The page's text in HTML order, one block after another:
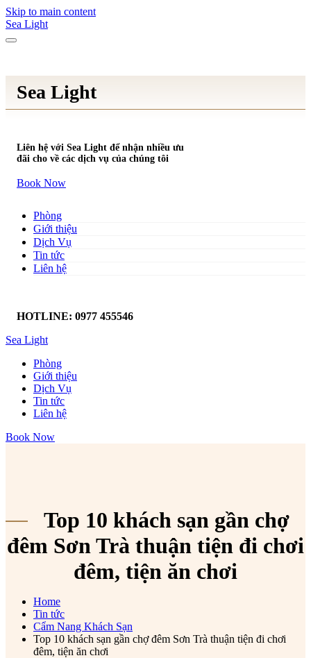
Skip to main content
Sea Light
Sea Light
Liên hệ với Sea Light để nhận nhiều ưu
đãi cho về các dịch vụ của chúng tôi
Book Now
Phòng
Giới thiệu
Dịch Vụ
Tin tức
Liên hệ
HOTLINE: 0977 455546
Sea Light
Phòng
Giới thiệu
Dịch Vụ
Tin tức
Liên hệ
Book Now
Top 10 khách sạn gần chợ
đêm Sơn Trà thuận tiện đi chơi
đêm, tiện ăn chơi
Home
Tin tức
Cẩm Nang Khách Sạn
Top 10 khách sạn gần chợ đêm Sơn Trà thuận tiện đi chơi
đêm, tiện ăn chơi